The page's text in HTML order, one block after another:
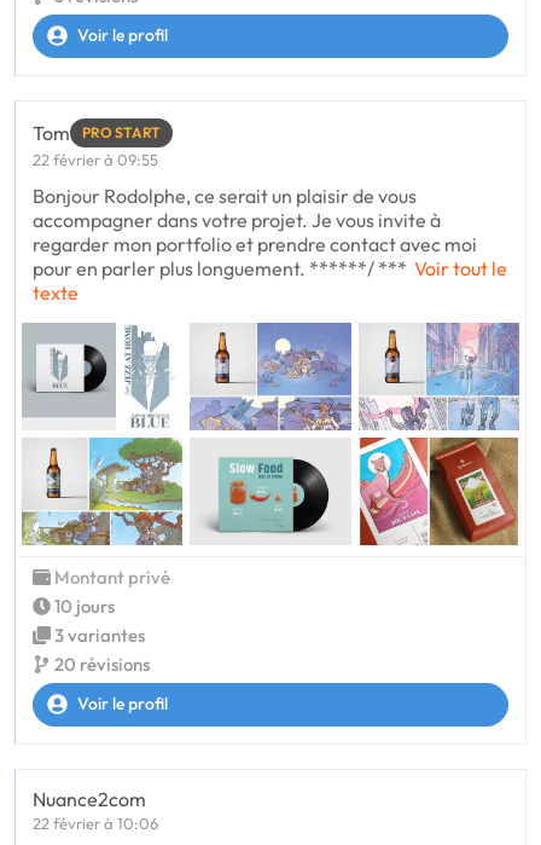
Voir le profil
Tom PRO START
22 février à 09:55
Bonjour Rodolphe, ce serait un plaisir de vous
accompagner dans votre projet. Je vous invite à
regarder mon portfolio et prendre contact avec moi
pour en parler plus longuement. ******/ *** Voir tout le
texte
Montant privé
10 jours
3 variantes
20 révisions
Voir le profil
Nuance2com
22 février à 10:06